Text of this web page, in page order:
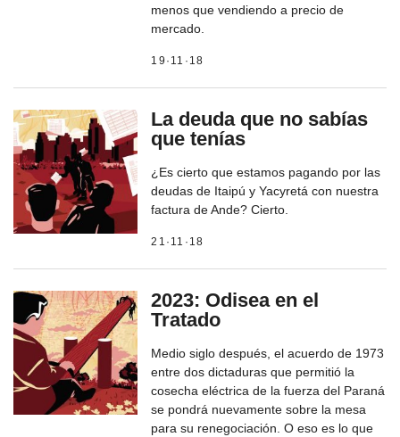
menos que vendiendo a precio de
mercado.
19·11·18
La deuda que no sabías
que tenías
¿Es cierto que estamos pagando por las
deudas de Itaipú y Yacyretá con nuestra
factura de Ande? Cierto.
21·11·18
2023: Odisea en el
Tratado
Medio siglo después, el acuerdo de 1973
entre dos dictaduras que permitió la
cosecha eléctrica de la fuerza del Paraná
se pondrá nuevamente sobre la mesa
para su renegociación. O eso es lo que